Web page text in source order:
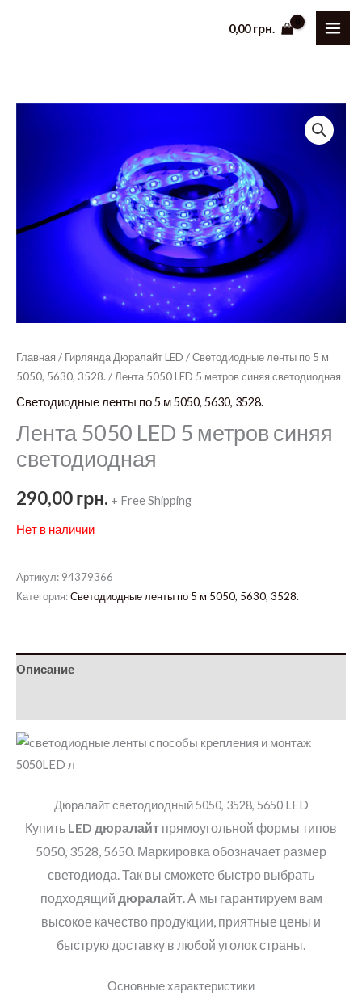
0,00грн.
Главная / Гирлянда Дюралайт LED /Светодиодные ленты по 5 м
5050, 5630, 3528. / Лента 5050 LED 5 метров синяя светодиодная
Светодиодные ленты по 5 м 5050, 5630, 3528.
Лента 5050 LED 5 метров синяя
светодиодная
290,00грн. + Free Shipping
Нет в наличии
Артикул: 94379366
Категория:Светодиодные ленты по 5 м 5050, 5630, 3528.
Описание
Дюралайт светодиодный 5050, 3528, 5650 LED
Купить LED дюралайт прямоугольной формы типов
5050, 3528, 5650. Маркировка обозначает размер
светодиода. Так вы сможете быстро выбрать
подходящий дюралайт. А мы гарантируем вам
высокое качество продукции, приятные цены и
быструю доставку в любой уголок страны.
Основные характеристики